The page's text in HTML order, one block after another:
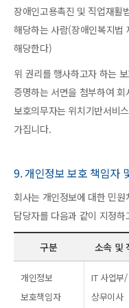
장애인고용촉진 및 직업재활
해당하는 사람(장애인복지법
해당한다)
위 권리를 행사하고자 하는
증명하는 서면을 첨부하여
보호의무자는 위치기반서비
가집니다.
9. 개인정보 보호 책임자
회사는 개인정보에 대한 민
담당자를 다음과 같이 지정하
구분 소속 및
개인정보
보호책임자
IT 사업부/
상무이사